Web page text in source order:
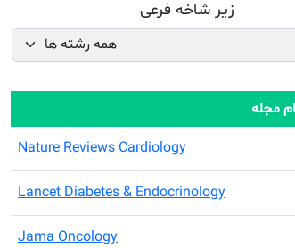
زیر شاخه فرعی
مجله
Nature Reviews Cardiology
Lancet Diabetes & Endocrinology
Jama Oncology